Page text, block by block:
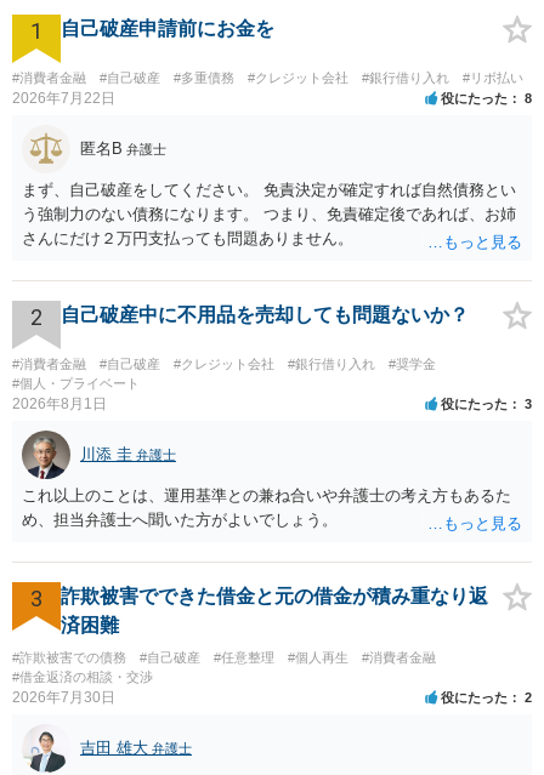
1 自己破産申請前にお金を
#消費者金融 #自己破産 #多重債務 #クレジット会社 #銀行借り入れ #リボ払い
2026年7月22日 役にたった 8
匿名B 弁護士
まず、自己破産をしてください。 免責決定が確定すれば自然債務とい
う強制力のない債務になります。 つまり、免責確定後であれば、お姉
さんにだけ２万円支払っても問題ありません。
2 自己破産中に不用品を売却しても問題ないか？
#消費者金融 #自己破産 #クレジット会社 #銀行借り入れ
#奨学金
#個人・プライベート
2026年8月1日 役にたった 3
川添 圭 弁護士
これ以上のことは、運用基準との兼ね合いや弁護士の考え方もあるた
め、担当弁護士へ聞いた方がよいでしょう。
3
詐欺被害でできた借金と元の借金が積み重なり返
済困難
#詐欺被害での債務 #自己破産 #任意整理 #個人再生
#消費者金融
#借金返済の相談・交渉
2026年7月30日 役にたった 2
吉田 雄大 弁護士